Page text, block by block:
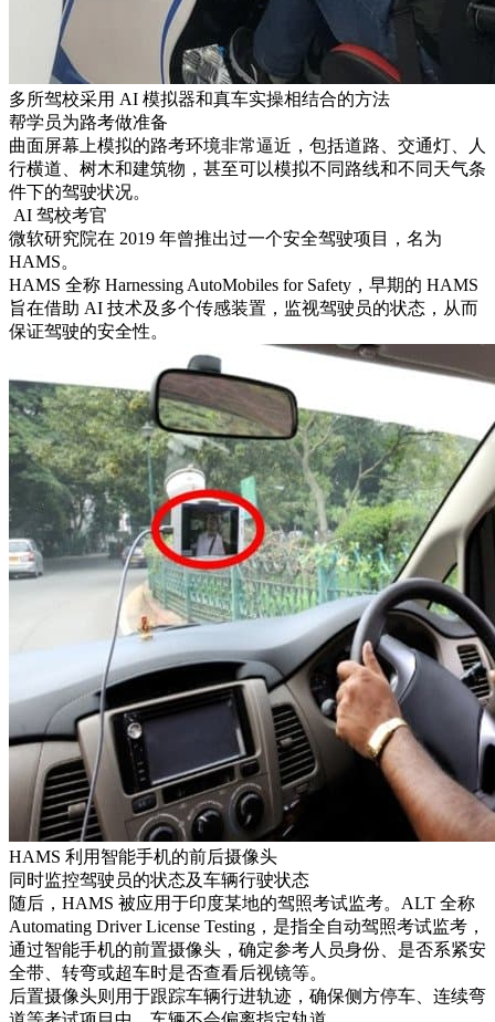
多所驾校采用 AI 模拟器和真车实操相结合的方法
帮学员为路考做准备
曲面屏幕上模拟的路考环境非常逼近，包括道路、交通灯、人
行横道、树木和建筑物，甚至可以模拟不同路线和不同天气条
件下的驾驶状况。
AI 驾校考官
微软研究院在 2019 年曾推出过一个安全驾驶项目，名为
HAMS。
HAMS 全称 Harnessing AutoMobiles for Safety，早期的 HAMS
旨在借助 AI 技术及多个传感装置，监视驾驶员的状态，从而
保证驾驶的安全性。
HAMS 利用智能手机的前后摄像头
同时监控驾驶员的状态及车辆行驶状态
随后，HAMS 被应用于印度某地的驾照考试监考。ALT 全称
Automating Driver License Testing，是指全自动驾照考试监考，
通过智能手机的前置摄像头，确定参考人员身份、是否系紧安
全带、转弯或超车时是否查看后视镜等。
后置摄像头则用于跟踪车辆行进轨迹，确保侧方停车、连续弯